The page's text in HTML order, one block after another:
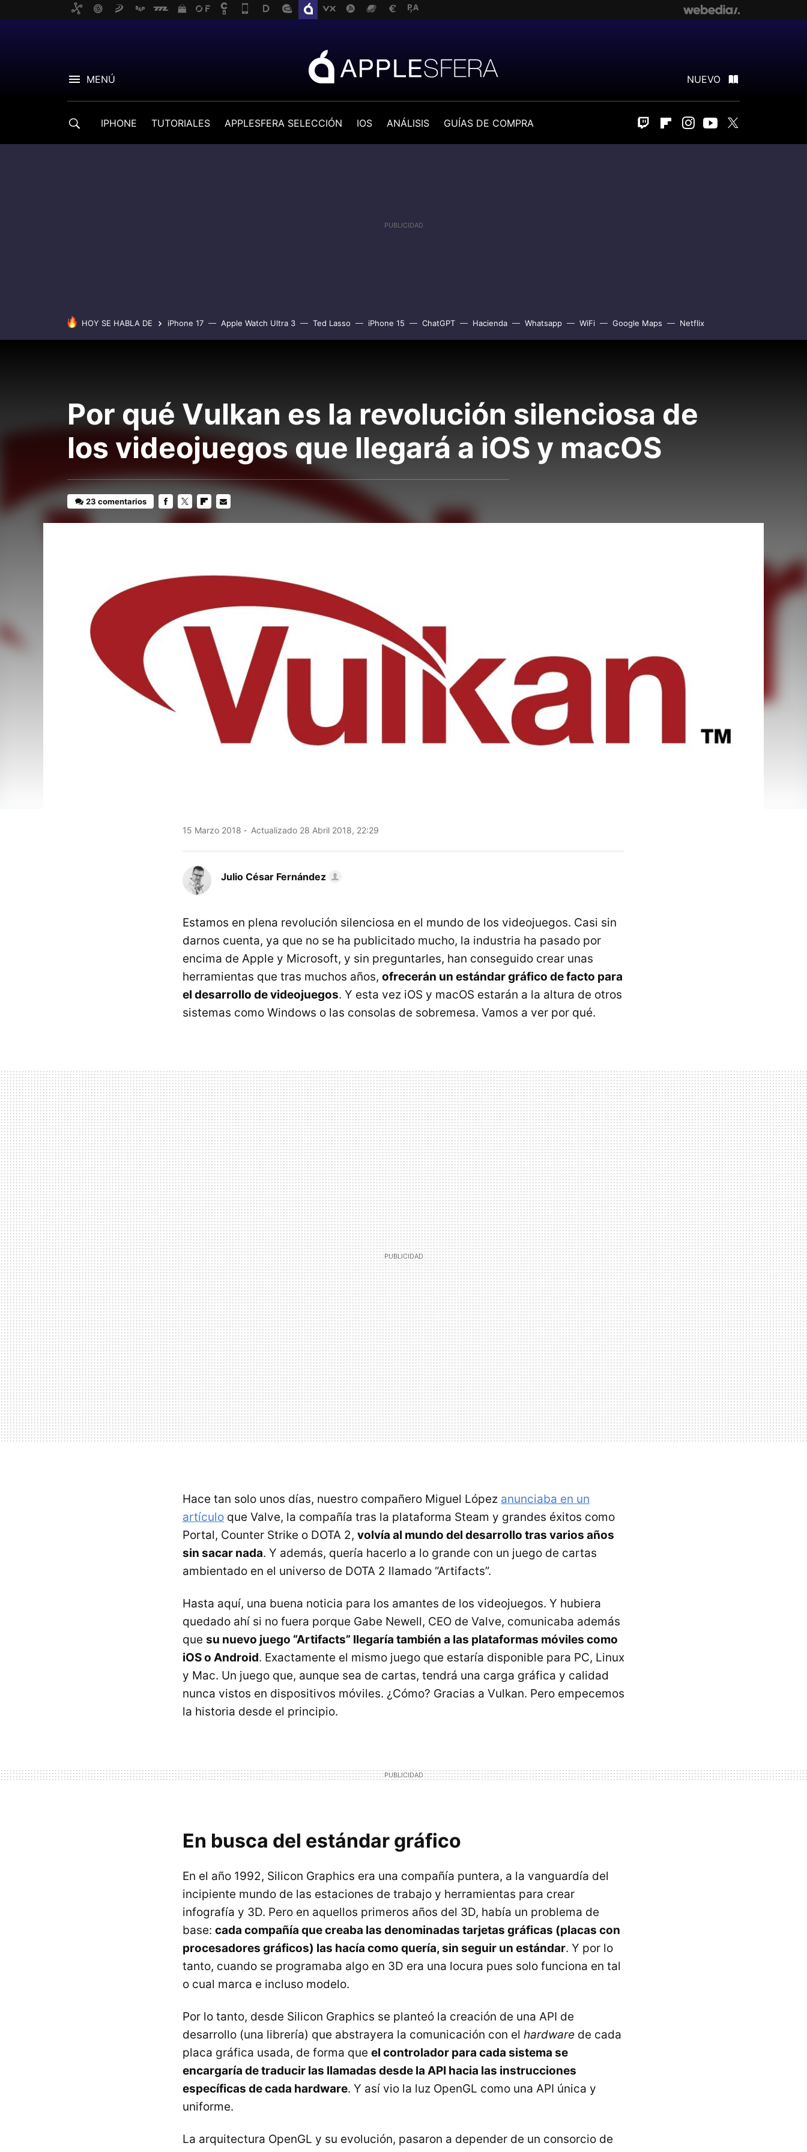
MENÚ NUEVO
IPHONE TUTORIALES APPLESFERA SELECCIÓN IOS ANÁLISIS GUÍAS DE COMPRA Twitch FlipboardInstagram
Youtube
HOY SE HABLA DE iPhone 17 Apple Watch Ultra 3 Ted Lasso iPhone 15 ChatGPT Hacienda Whatsapp WiFi Google Maps Netflix
Por qué Vulkan es la revolución silenciosa de
los videojuegos que llegará a iOS y macOS
23 comentarios
15 Marzo 2018 Actualizado 28 Abril 2018, 22:29
Julio César Fernández
Estamos en plena revolución silenciosa en el mundo de los videojuegos. Casi sin
darnos cuenta, ya que no se ha publicitado mucho, la industria ha pasado por
encima de Apple y Microsoft, y sin preguntarles, han conseguido crear unas
herramientas que tras muchos años, ofrecerán un estándar gráfico de facto para
el desarrollo de videojuegos. Y esta vez iOS y macOS estarán a la altura de otros
sistemas como Windows o las consolas de sobremesa. Vamos a ver por qué.
Hace tan solo unos días, nuestro compañero Miguel López anunciaba en un
artículo que Valve, la compañía tras la plataforma Steam y grandes éxitos como
Portal, Counter Strike o DOTA 2, volvía al mundo del desarrollo tras varios años
sin sacar nada. Y además, quería hacerlo a lo grande con un juego de cartas
ambientado en el universo de DOTA 2 llamado “Artifacts”.
Hasta aquí, una buena noticia para los amantes de los videojuegos. Y hubiera
quedado ahí si no fuera porque Gabe Newell, CEO de Valve, comunicaba además
que su nuevo juego “Artifacts” llegaría también a las plataformas móviles como
iOS o Android. Exactamente el mismo juego que estaría disponible para PC, Linux
y Mac. Un juego que, aunque sea de cartas, tendrá una carga gráfica y calidad
nunca vistos en dispositivos móviles. ¿Cómo? Gracias a Vulkan. Pero empecemos
la historia desde el principio.
En busca del estándar gráfico
En el año 1992, Silicon Graphics era una compañía puntera, a la vanguardía del
incipiente mundo de las estaciones de trabajo y herramientas para crear
infografía y 3D. Pero en aquellos primeros años del 3D, había un problema de
base: cada compañía que creaba las denominadas tarjetas gráficas (placas con
procesadores gráficos) las hacía como quería, sin seguir un estándar. Y por lo
tanto, cuando se programaba algo en 3D era una locura pues solo funciona en tal
o cual marca e incluso modelo.
Por lo tanto, desde Silicon Graphics se planteó la creación de una API de
desarrollo (una librería) que abstrayera la comunicación con el hardware de cada
placa gráfica usada, de forma que el controlador para cada sistema se
encargaría de traducir las llamadas desde la API hacia las instrucciones
específicas de cada hardware. Y así vio la luz OpenGL como una API única y
uniforme.
La arquitectura OpenGL y su evolución, pasaron a depender de un consorcio de